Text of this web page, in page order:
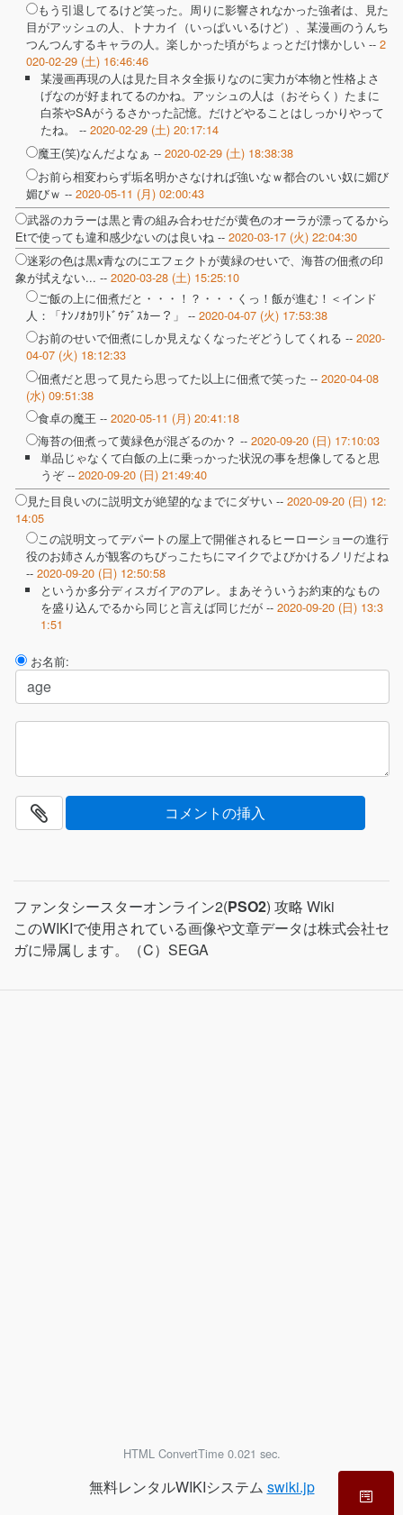
もう引退してるけど笑った。周りに影響されなかった強者は、見た
目がアッシュの人、トナカイ（いっぱいいるけど）、某漫画のうんち
つんつんするキャラの人。楽しかった頃がちょっとだけ懐かしい -- 2
020-02-29 (土) 16:46:46
某漫画再現の人は見た目ネタ全振りなのに実力が本物と性格よさ
げなのが好まれてるのかね。アッシュの人は（おそらく）たまに
白茶やSAがうるさかった記憶。だけどやることはしっかりやって
たね。 -- 2020-02-29 (土) 20:17:14
魔王(笑)なんだよなぁ -- 2020-02-29 (土) 18:38:38
お前ら相変わらず垢名明かさなければ強いなｗ都合のいい奴に媚び
媚びｗ -- 2020-05-11 (月) 02:00:43
武器のカラーは黒と青の組み合わせだが黄色のオーラが漂ってるから
Etで使っても違和感少ないのは良いね -- 2020-03-17 (火) 22:04:30
迷彩の色は黒x青なのにエフェクトが黄緑のせいで、海苔の佃煮の印
象が拭えない... -- 2020-03-28 (土) 15:25:10
ご飯の上に佃煮だと・・・！？・・・くっ！飯が進む！＜インド
人：「ﾅﾝﾉｵｶﾜﾘﾄﾞｳﾃﾞｽｶー？」 -- 2020-04-07 (火) 17:53:38
お前のせいで佃煮にしか見えなくなったぞどうしてくれる -- 2020-
04-07 (火) 18:12:33
佃煮だと思って見たら思ってた以上に佃煮で笑った -- 2020-04-08
(水) 09:51:38
食卓の魔王 -- 2020-05-11 (月) 20:41:18
海苔の佃煮って黄緑色が混ざるのか？ -- 2020-09-20 (日) 17:10:03
単品じゃなくて白飯の上に乗っかった状況の事を想像してると思
うぞ -- 2020-09-20 (日) 21:49:40
見た目良いのに説明文が絶望的なまでにダサい -- 2020-09-20 (日) 12:
14:05
この説明文ってデパートの屋上で開催されるヒーローショーの進行
役のお姉さんが観客のちびっこたちにマイクでよびかけるノリだよね
-- 2020-09-20 (日) 12:50:58
というか多分ディスガイアのアレ。まあそういうお約束的なもの
を盛り込んでるから同じと言えば同じだが -- 2020-09-20 (日) 13:3
1:51
お名前:
ファンタシースターオンライン2(PSO2) 攻略 Wiki
このWIKIで使用されている画像や文章データは株式会社セ
ガに帰属します。（C）SEGA
HTML ConvertTime 0.021 sec.
無料レンタルWIKIシステム swiki.jp